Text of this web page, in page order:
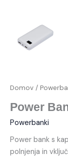
Domov /
Power
Powerbanki
Power bank s
polnjenja in